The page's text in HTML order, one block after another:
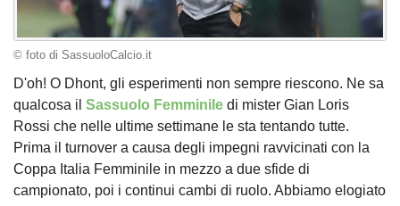
© foto di SassuoloCalcio.it
D'oh! O Dhont, gli esperimenti non sempre riescono. Ne sa
qualcosa il Sassuolo Femminile di mister Gian Loris
Rossi che nelle ultime settimane le sta tentando tutte.
Prima il turnover a causa degli impegni ravvicinati con la
Coppa Italia Femminile in mezzo a due sfide di
campionato, poi i continui cambi di ruolo. Abbiamo elogiato